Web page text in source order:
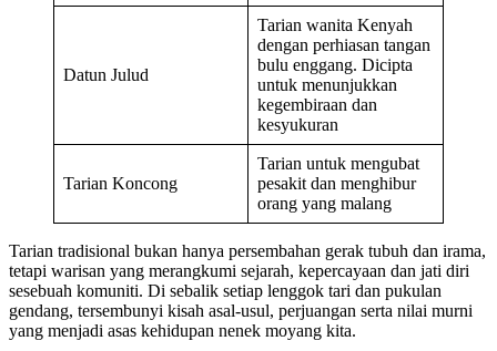
Datun Julud
Tarian wanita Kenyah
dengan perhiasan tangan
bulu enggang. Dicipta
untuk menunjukkan
kegembiraan dan
kesyukuran
Tarian Koncong
Tarian untuk mengubat
pesakit dan menghibur
orang yang malang
Tarian tradisional bukan hanya persembahan gerak tubuh dan irama,
tetapi warisan yang merangkumi sejarah, kepercayaan dan jati diri
sesebuah komuniti. Di sebalik setiap lenggok tari dan pukulan
gendang, tersembunyi kisah asal-usul, perjuangan serta nilai murni
yang menjadi asas kehidupan nenek moyang kita.